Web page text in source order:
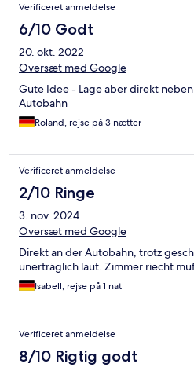
Verificeret anmeldelse
6/10 Godt
20. okt. 2022
Oversæt med Google
Gute Idee - Lage aber direkt
Autobahn
Roland, rejse på 3 nætter
Verificeret anmeldelse
2/10 Ringe
3. nov. 2024
Oversæt med Google
Direkt an der Autobahn, trotz
unerträglich laut. Zimmer riecht
Isabell, rejse på 1 nat
Verificeret anmeldelse
8/10 Rigtig godt